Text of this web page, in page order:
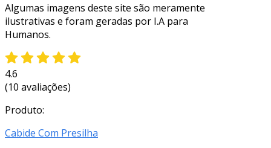
Algumas imagens deste site são meramente
ilustrativas e foram geradas por I.A para
Humanos.
4.6
(10 avaliações)
Produto:
Cabide Com Presilha